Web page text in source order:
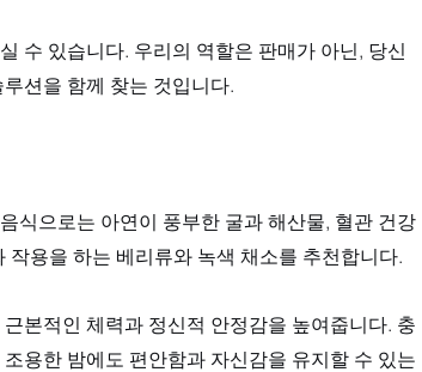
수 있습니다. 우리의 역할은 판매가 아닌, 당신
션을 함께 찾는 것입니다.
식으로는 아연이 풍부한 굴과 해산물, 혈관 건강
용을 하는 베리류와 녹색 채소를 추천합니다.
본적인 체력과 정신적 안정감을 높여줍니다. 충
용한 밤에도 편안함과 자신감을 유지할 수 있는